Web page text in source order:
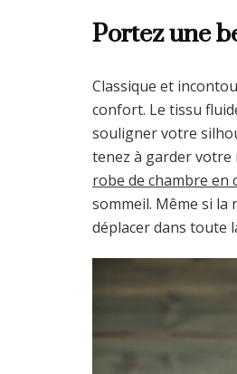
Portez une
Classique et
confort. Le tissu
souligner votre
tenez à garder votre
robe de chambre en
sommeil. Même si
déplacer dans toute